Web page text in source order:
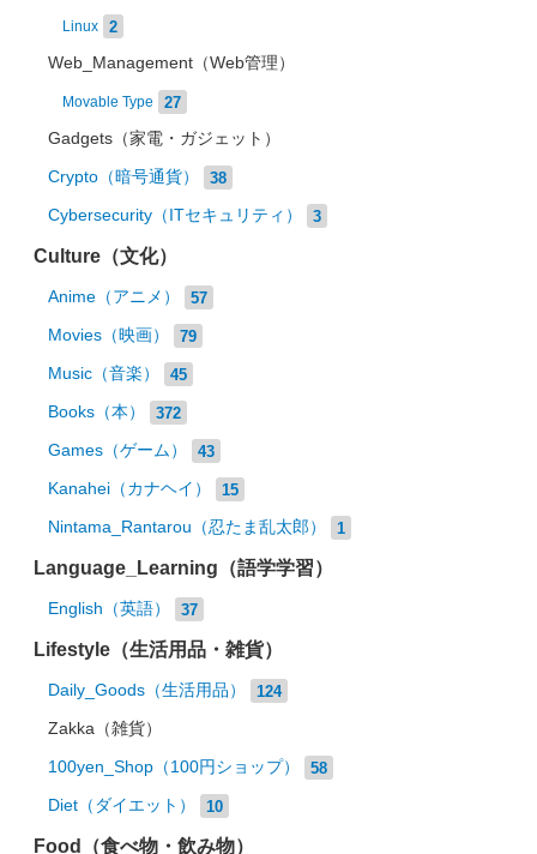
Linux 2
Web_Management（Web管理）
Movable Type 27
Gadgets（家電・ガジェット）
Crypto（暗号通貨） 38
Cybersecurity（ITセキュリティ） 3
Culture（文化）
Anime（アニメ） 57
Movies（映画） 79
Music（音楽） 45
Books（本） 372
Games（ゲーム） 43
Kanahei（カナヘイ） 15
Nintama_Rantarou（忍たま乱太郎） 1
Language_Learning（語学学習）
English（英語） 37
Lifestyle（生活用品・雑貨）
Daily_Goods（生活用品） 124
Zakka（雑貨）
100yen_Shop（100円ショップ） 58
Diet（ダイエット） 10
Food（食べ物・飲み物）